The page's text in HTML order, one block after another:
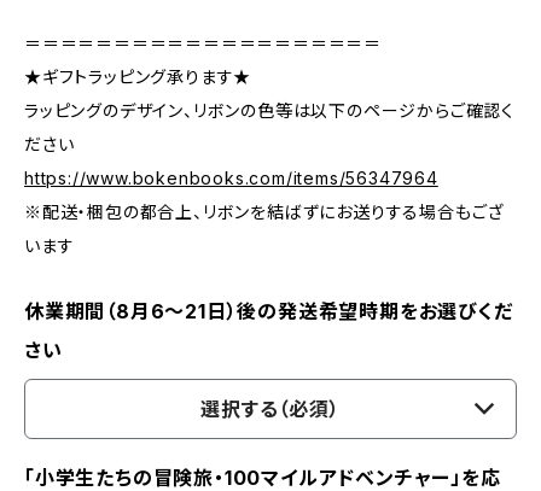
＝＝＝＝＝＝＝＝＝＝＝＝＝＝＝＝＝＝＝＝
★ギフトラッピング承ります★
ラッピングのデザイン、リボンの色等は以下のページからご確認く
ださい
https://www.bokenbooks.com/items/56347964
※配送・梱包の都合上、リボンを結ばずにお送りする場合もござ
います
休業期間（8月6〜21日）後の発送希望時期をお選びくだ
さい
選択する（必須）
「小学生たちの冒険旅・100マイルアドベンチャー」を応